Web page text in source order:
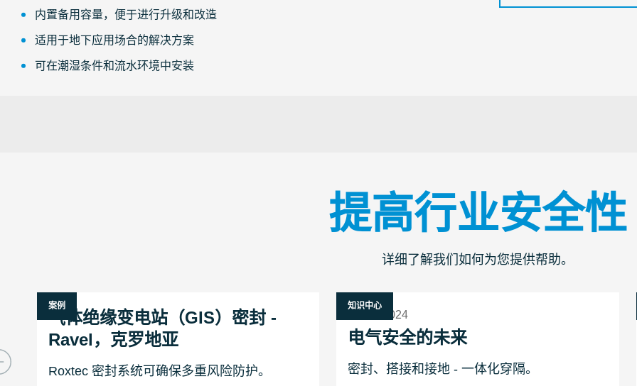
内置备用容量，便于进行升级和改造
适用于地下应用场合的解决方案
可在潮湿条件和流水环境中安装
提高行业安全性
详细了解我们如何为您提供帮助。
案例
气体绝缘变电站（GIS）密封 -
Ravel，克罗地亚
Roxtec 密封系统可确保多重风险防护。
知识中心
1 三月 2024
电气安全的未来
密封、搭接和接地 - 一体化穿隔。